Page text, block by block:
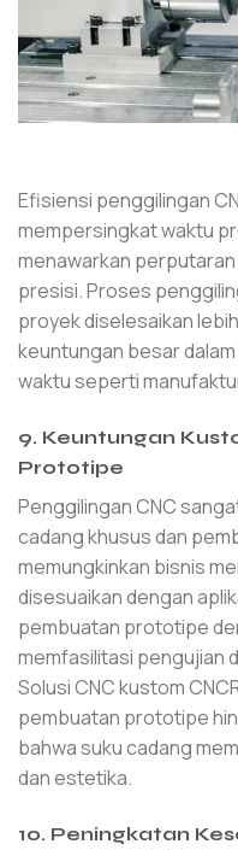
Efisiensi penggilingan
mempersingkat waktu
menawarkan
presisi. Proses
proyek diselesaikan
keuntungan besar
waktu seperti
9. Keuntungan
Prototipe
Penggilingan CNC
cadang khusus dan
memungkinkan bisnis
disesuaikan dengan
pembuatan prototipe
memfasilitasi pengujian
Solusi CNC kustom
pembuatan prototipe
bahwa suku cadang
dan estetika.
10. Peningkatan